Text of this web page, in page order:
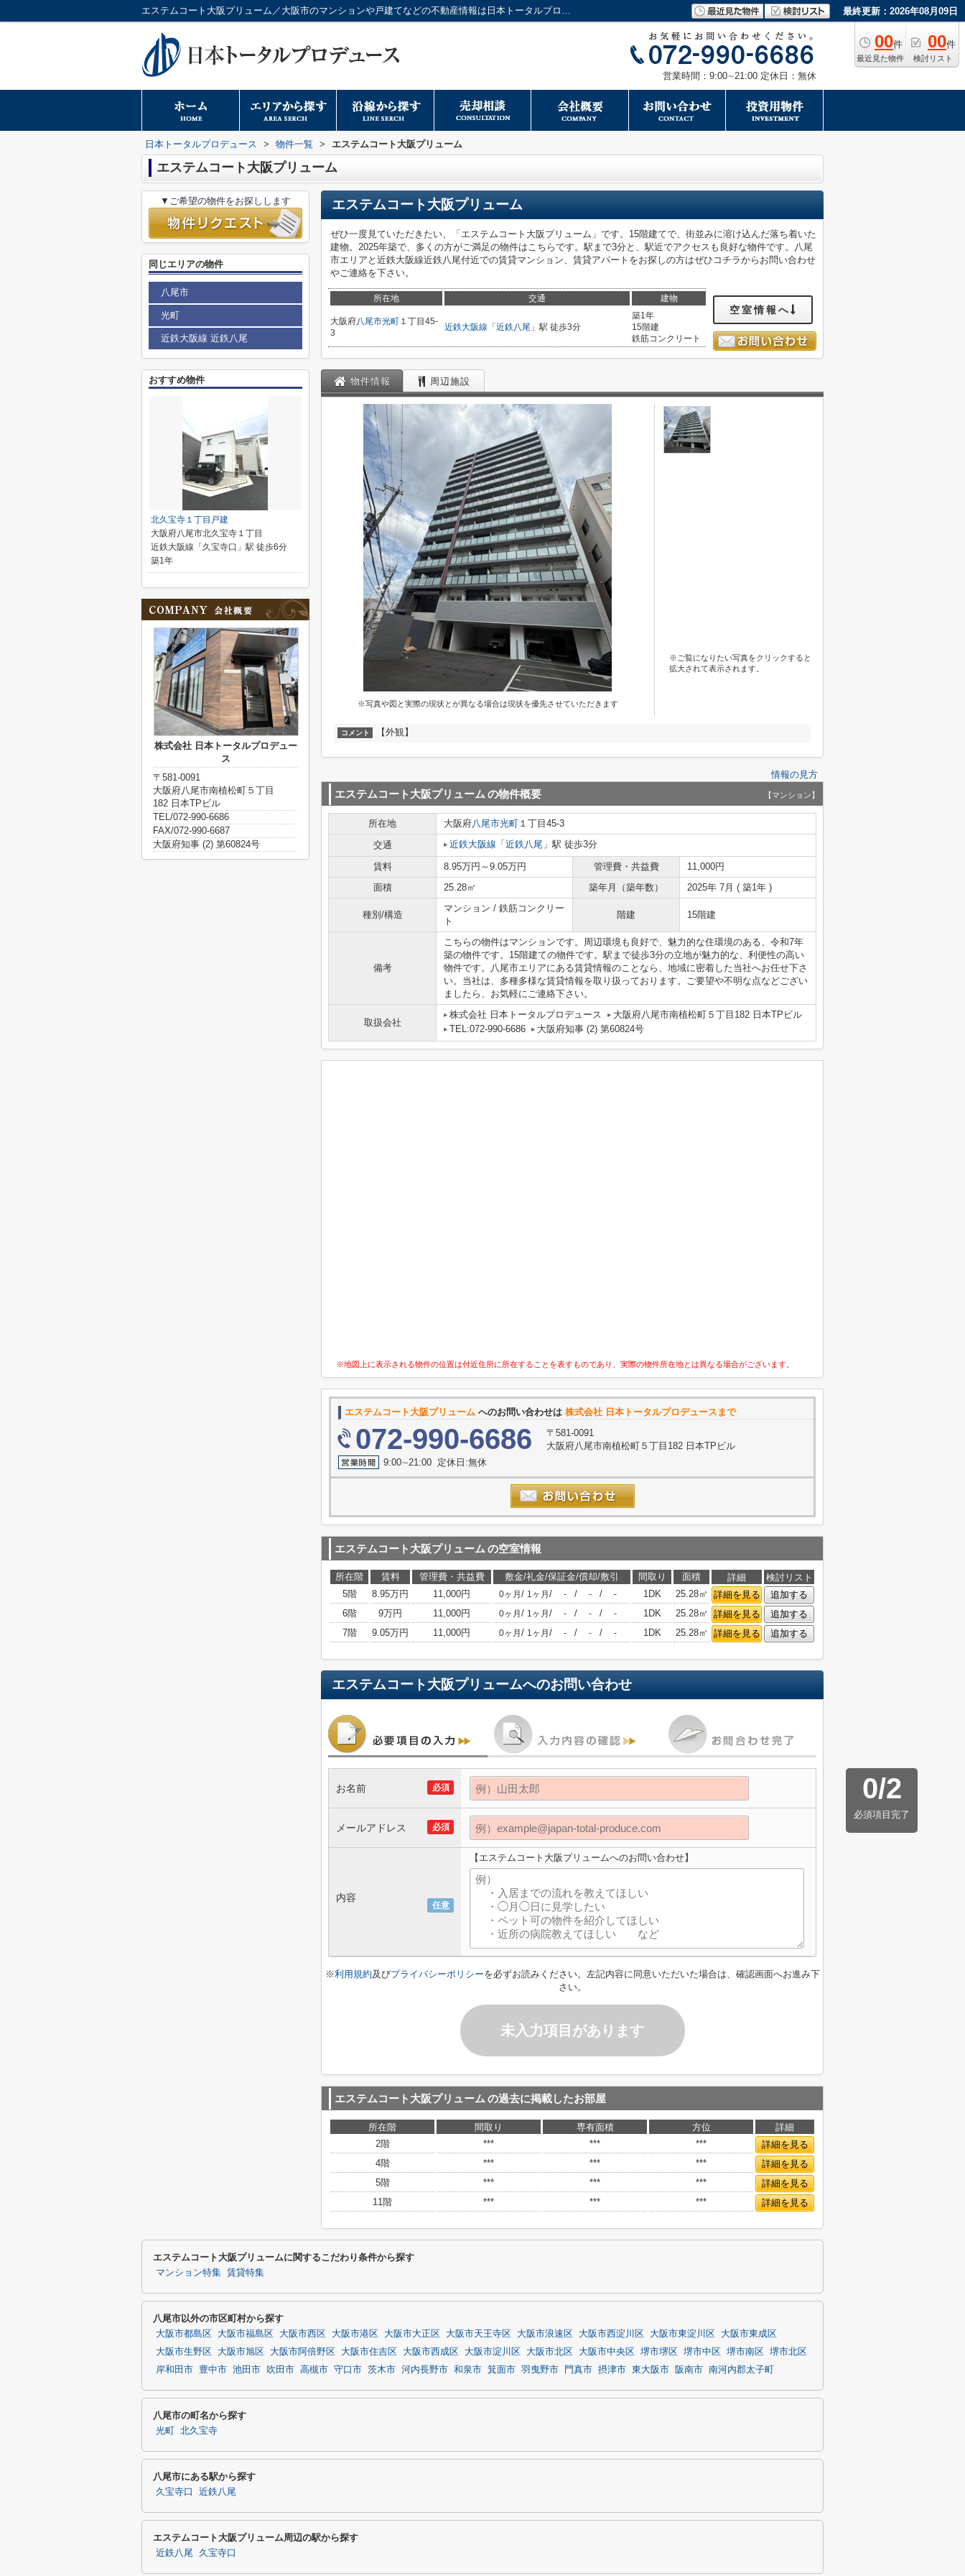
エステムコート大阪プリューム／大阪市のマンションや戸建てなどの不動産情報は日本トータルプロデュースへ 最終更新：2026年08月09日
00件
最近見た物件
00件
検討リスト
営業時間：9:00∼21:00 定休日：無休
日本トータルプロデュース > 物件一覧 > エステムコート大阪プリューム
エステムコート大阪プリューム
エステムコート大阪プリューム
ぜひ一度見ていただきたい、「エステムコート大阪プリューム」です。15階建てで、街並みに溶け込んだ落ち着いた
建物。2025年築で、多くの方がご満足の物件はこちらです。駅まで3分と、駅近でアクセスも良好な物件です。八尾
市エリアと近鉄大阪線近鉄八尾付近での賃貸マンション、賃貸アパートをお探しの方はぜひコチラからお問い合わせ
やご連絡を下さい。
所在地 交通 建物
大阪府八尾市光町 １丁目45-
3
近鉄大阪線 「 近鉄八尾 」駅 徒歩3分
築1年
15階建
鉄筋コンクリート
空室情報へ
物件情報 周辺施設
※写真や図と実際の現状とが異なる場合は現状を優先させていただきます
※ご覧になりたい写真をクリックすると
拡大されて表示されます。
コメント 【外観】
情報の見方
エステムコート大阪プリューム の物件概要 【マンション】
所在地 大阪府八尾市光町 １丁目45-3
交通
近鉄大阪線 「 近鉄八尾 」駅 徒歩3分
賃料 8.95万円～9.05万円 管理費・共益費
11,000円
面積
25.28㎡ 築年月（築年数） 2025年 7月 ( 築1年 )
種別/構造
マンション / 鉄筋コンクリー
ト
階建 15階建
備考
こちらの物件はマンションです。周辺環境も良好で、魅力的な住環境のある、令和7年
築の物件です。15階建ての物件です。駅まで徒歩3分の立地が魅力的な、利便性の高い
物件です。八尾市エリアにある賃貸情報のことなら、地域に密着した当社へお任せ下さ
い。当社は、多種多様な賃貸情報を取り扱っております。ご要望や不明な点などござい
ましたら、お気軽にご連絡下さい。
取扱会社
株式会社 日本トータルプロデュース
大阪府八尾市南植松町５丁目182 日本TPビル
TEL:072-990-6686
大阪府知事 (2) 第60824号
※地図上に表示される物件の位置は付近住所に所在することを表すものであり、実際の物件所在地とは異なる場合がございます。
エステムコート大阪プリューム へのお問い合わせは 株式会社 日本トータルプロデュースまで
072-990-6686
〒581-0091
大阪府八尾市南植松町５丁目182 日本TPビル
9:00∼21:00 定休日:無休
エステムコート大阪プリューム の空室情報
所在階 賃料 管理費・共益費 敷金/礼金/保証金/償却/敷引 間取り 面積 詳細
検討リスト
5階
8.95万円 11,000円 0ヶ月 / 1ヶ月 / - / - / - 1DK 25.28㎡ 詳細を見る
追加する
6階
9万円 11,000円 0ヶ月 / 1ヶ月 / - / - / - 1DK 25.28㎡ 詳細を見る
追加する
7階
9.05万円 11,000円 0ヶ月 / 1ヶ月 / - / - / - 1DK 25.28㎡ 詳細を見る 追加する
エステムコート大阪プリュームへのお問い合わせ
0/2
必須項目完了
必須
お名前
必須
メールアドレス
任意
内容
【エステムコート大阪プリュームへのお問い合わせ】
※利用規約及びプライバシーポリシーを必ずお読みください。左記内容に同意いただいた場合は、確認画面へお進み下
さい。
未入力項目があります
エステムコート大阪プリューム の過去に掲載したお部屋
所在階 間取り 専有面積 方位
詳細
2階
*** *** ***
詳細を見る
4階
*** *** ***
詳細を見る
5階
*** *** ***
詳細を見る
11階
*** *** *** 詳細を見る
▼ご希望の物件をお探しします
同じエリアの物件
八尾市
光町
近鉄大阪線 近鉄八尾
おすすめ物件
北久宝寺１丁目戸建
大阪府八尾市北久宝寺１丁目
近鉄大阪線「久宝寺口」駅 徒歩6分
築1年
株式会社 日本トータルプロデュー
ス
〒581-0091
大阪府八尾市南植松町５丁目
182 日本TPビル
TEL/072-990-6686
FAX/072-990-6687
大阪府知事 (2) 第60824号
エステムコート大阪プリュームに関するこだわり条件から探す
マンション特集 賃貸特集
八尾市以外の市区町村から探す
大阪市都島区 大阪市福島区 大阪市西区 大阪市港区 大阪市大正区 大阪市天王寺区 大阪市浪速区 大阪市西淀川区 大阪市東淀川区
大阪市東成区
大阪市生野区
大阪市旭区 大阪市阿倍野区 大阪市住吉区 大阪市西成区 大阪市淀川区 大阪市北区 大阪市中央区 堺市堺区 堺市中区 堺市南区
堺市北区
岸和田市
豊中市 池田市 吹田市 高槻市 守口市 茨木市 河内長野市 和泉市 箕面市 羽曳野市 門真市 摂津市 東大阪市 阪南市 南河内郡太子町
八尾市の町名から探す
光町 北久宝寺
八尾市にある駅から探す
久宝寺口 近鉄八尾
エステムコート大阪プリューム周辺の駅から探す
近鉄八尾 久宝寺口